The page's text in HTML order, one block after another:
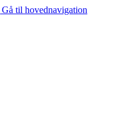
Gå til hovednavigation